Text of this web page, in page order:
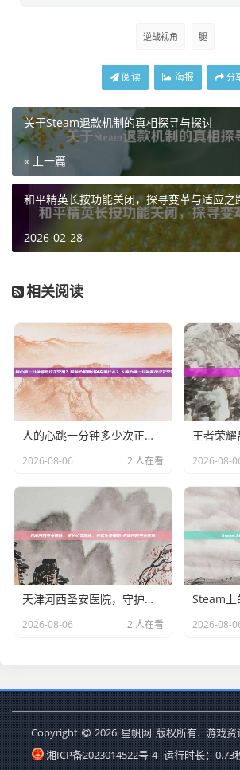
逆战视角 腿
阅读 海报 分
关于Steam退款机制的真相探寻与探讨
« 上一篇
和平精英长按功能关闭，探寻变革与适应之
2026-02-28
相关阅读
人的心跳一分钟多少次正常值？你的心脏每分钟在说什么？人的心跳一分钟多少次正常值
2026-08-06 2 人在看
王者荣耀
2026-08-
天津河西圣安医院，守护心灵健康，托起生命暖阳-天津河西圣安医院
2026-08-06 2 人在看 2026-08-
Copyright 2026 星帆网 版权所有. 游戏资
湘ICP备2023014522号-4 运行时长：0.73